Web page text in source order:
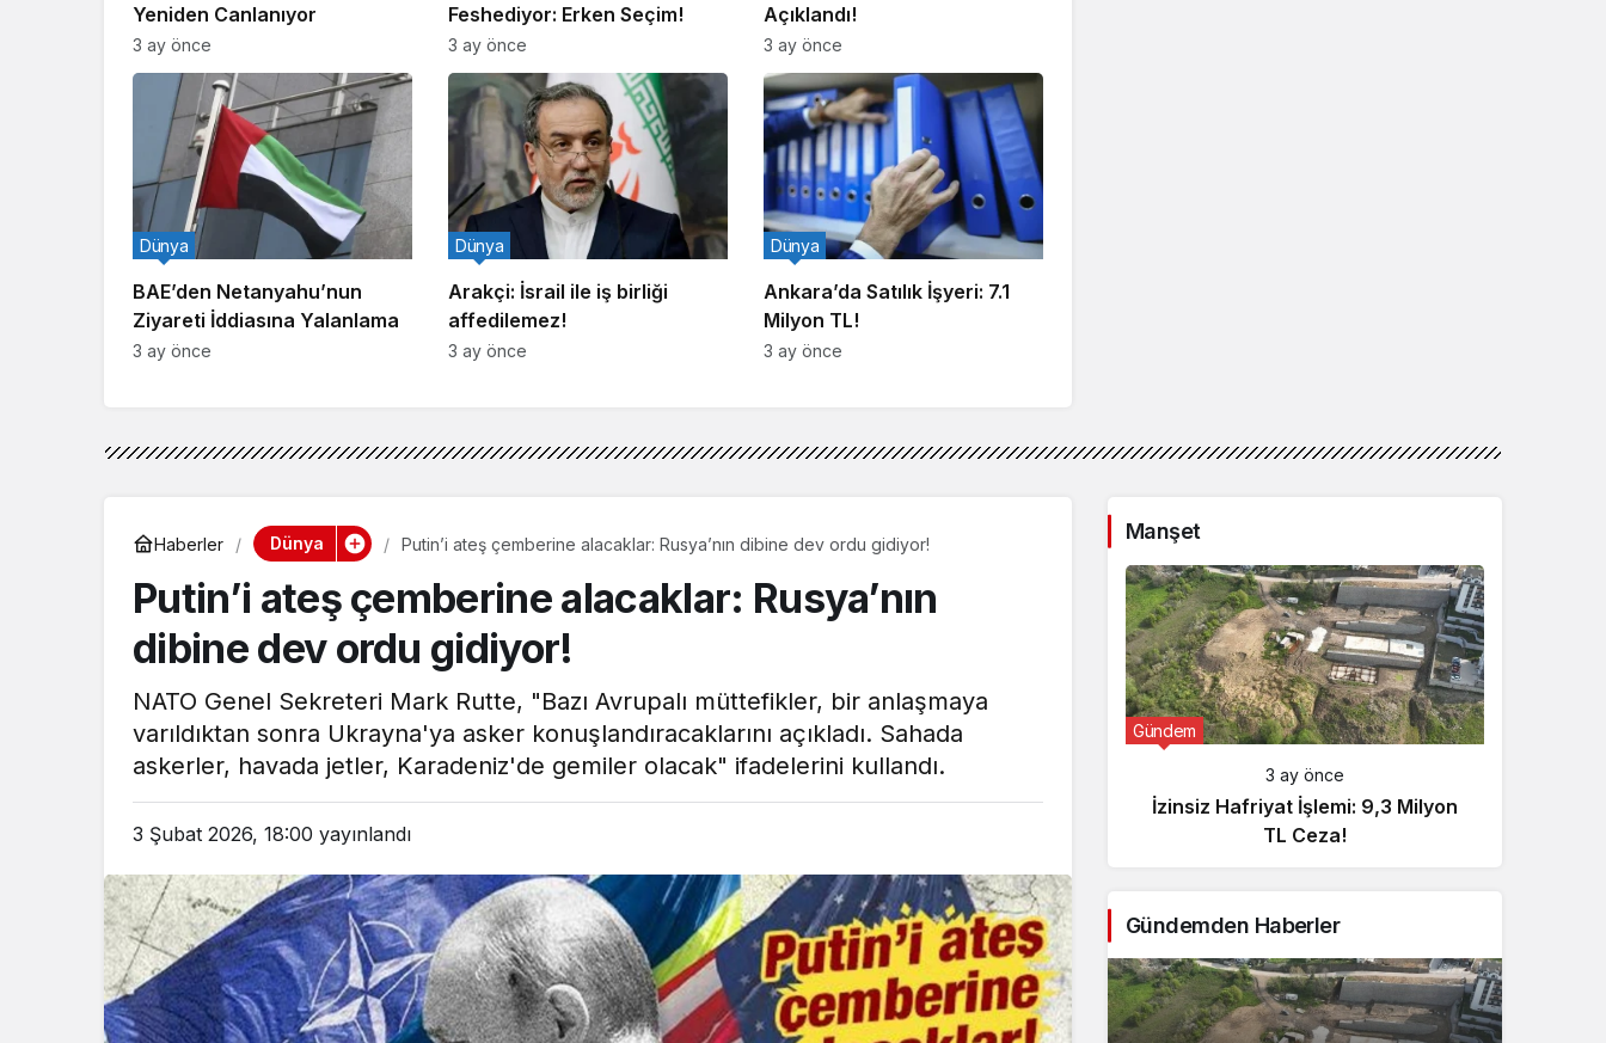
Yeniden Canlanıyor
3 ay önce
Feshediyor: Erken Seçim!
3 ay önce
Açıklandı!
3 ay önce
BAE’den Netanyahu’nun
Ziyareti İddiasına Yalanlama
Dünya
3 ay önce
Arakçi: İsrail ile iş birliği
affedilemez!
Dünya
3 ay önce
Ankara’da Satılık İşyeri: 7.1
Milyon TL!
Dünya
3 ay önce
Haberler Dünya Putin’i ateş çemberine alacaklar: Rusya’nın dibine dev ordu gidiyor!
Putin’i ateş çemberine alacaklar: Rusya’nın
dibine dev ordu gidiyor!
NATO Genel Sekreteri Mark Rutte, "Bazı Avrupalı müttefikler, bir anlaşmaya
varıldıktan sonra Ukrayna'ya asker konuşlandıracaklarını açıkladı. Sahada
askerler, havada jetler, Karadeniz'de gemiler olacak" ifadelerini kullandı.
3 Şubat 2026, 18:00 yayınlandı
Manşet
Gündem
3 ay önce
İzinsiz Hafriyat İşlemi: 9,3 Milyon
TL Ceza!
Gündemden Haberler